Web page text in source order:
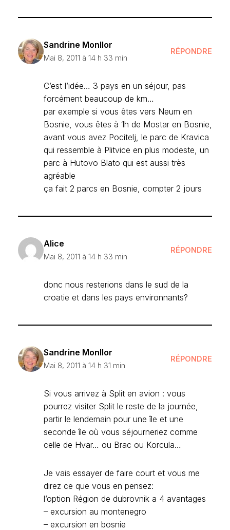
Sandrine Monllor
Mai 8, 2011 à 14 h 33 min
RÉPONDRE
C’est l’idée… 3 pays en un séjour, pas
forcément beaucoup de km…
par exemple si vous êtes vers Neum en
Bosnie, vous êtes à 1h de Mostar en Bosnie,
avant vous avez Pocitelj, le parc de Kravica
qui ressemble à Plitvice en plus modeste, un
parc à Hutovo Blato qui est aussi très
agréable
ça fait 2 parcs en Bosnie, compter 2 jours
Alice
Mai 8, 2011 à 14 h 33 min
RÉPONDRE
donc nous resterions dans le sud de la
croatie et dans les pays environnants?
Sandrine Monllor
Mai 8, 2011 à 14 h 31 min
RÉPONDRE
Si vous arrivez à Split en avion : vous
pourrez visiter Split le reste de la journée,
partir le lendemain pour une île et une
seconde île où vous séjourneriez comme
celle de Hvar… ou Brac ou Korcula…
Je vais essayer de faire court et vous me
direz ce que vous en pensez:
l’option Région de dubrovnik a 4 avantages
– excursion au montenegro
– excursion en bosnie